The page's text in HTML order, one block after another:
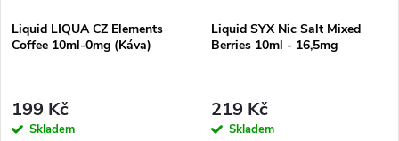
Liquid LIQUA CZ Elements
Coffee 10ml-0mg (Káva)
199 Kč
Skladem
Liquid SYX Nic Salt Mixed
Berries 10ml - 16,5mg
219 Kč
Skladem